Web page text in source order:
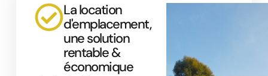
La location
d'emplacement,
une solution
rentable &
économique